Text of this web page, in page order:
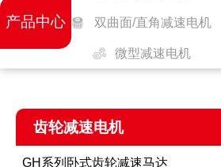
产品中心 双曲面/直角减速电机
微型减速电机
齿轮减速电机
GH系列卧式齿轮减速马达